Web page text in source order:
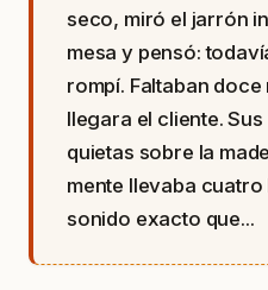
seco, miró el jarrón
mesa y pensó:
rompí. Faltaban
llegara el cliente.
quietas sobre la
mente llevaba
sonido exacto que...